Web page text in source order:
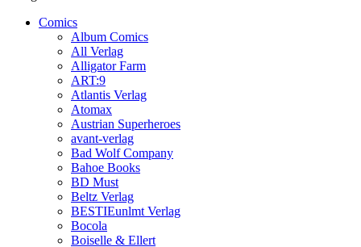
Comics
Album Comics
All Verlag
Alligator Farm
ART:9
Atlantis Verlag
Atomax
Austrian Superheroes
avant-verlag
Bad Wolf Company
Bahoe Books
BD Must
Beltz Verlag
BESTIEunlmt Verlag
Bocola
Boiselle & Ellert